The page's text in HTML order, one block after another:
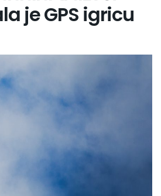
je GPS igricu